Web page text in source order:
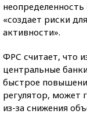
«создает риски
активности».
ФРС считает, что
центральные
быстрое
регулятор, может
из-за снижения